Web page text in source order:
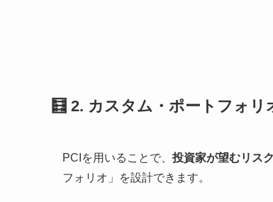
🧮 2. カスタム・ポートフォリ
PCIを用いることで、 投資家が望むリス
フォリオ」を設計できます。